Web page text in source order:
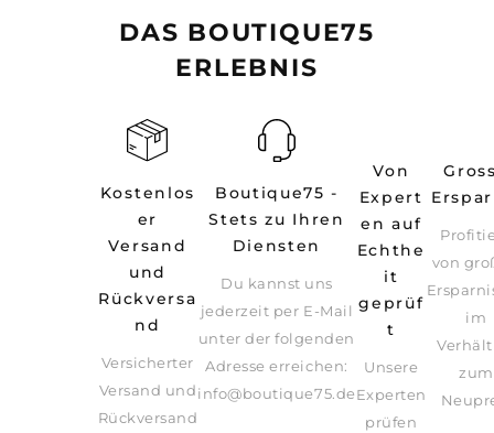
DAS BOUTIQUE75
ERLEBNIS
Kostenlos
er
Versand
und
Rückversa
nd
Versicherter
Versand und
Rückversand
Boutique75 -
Stets zu Ihren
Diensten
Du kannst uns
jederzeit per E-Mail
unter der folgenden
Adresse erreichen:
info@boutique75.de
Von
Expert
en auf
Echthe
it
geprüf
t
Unsere
Experten
prüfen
von
im
zum